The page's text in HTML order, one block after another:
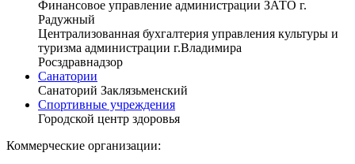
Финансовое управление администрации ЗАТО г.
Радужный
Централизованная бухгалтерия управления культуры и
туризма администрации г.Владимира
Росздравнадзор
Санатории
Санаторий Заклязьменский
Спортивные учреждения
Городской центр здоровья
Коммерческие организации: